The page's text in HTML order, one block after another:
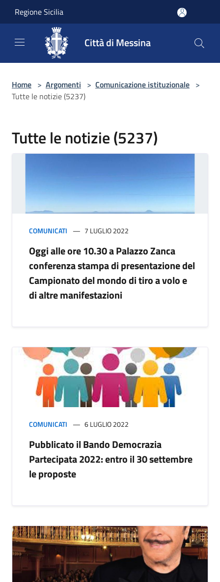
Regione Sicilia
Città di Messina
Home > Argomenti > Comunicazione istituzionale >
Tutte le notizie (5237)
Tutte le notizie (5237)
COMUNICATI 7 LUGLIO 2022
Oggi alle ore 10.30 a Palazzo Zanca
conferenza stampa di presentazione del
Campionato del mondo di tiro a volo e
di altre manifestazioni
COMUNICATI 6 LUGLIO 2022
Pubblicato il Bando Democrazia
Partecipata 2022: entro il 30 settembre
le proposte